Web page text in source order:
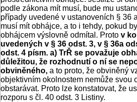
podle zákona mít musí, bude mu
případy uvedené v ustanoveních § 36
musí mít obhájce, a to i tehdy, pokud
obhájcem výslovně odmítal. Proto v
uvedených v § 36 odst. 3, v § 36a
odst. 4 písm. a) TrŘ se považuje
důležitou, že rozhodnutí o ní se
obviněného, a to proto, že obviněný
objektivním okolnostem nemůže svou
obstarávat. Proto lze konstatovat, že
rozporu s čl. 40 odst. 3 Listiny.